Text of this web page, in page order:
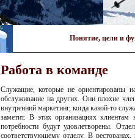
Понятие, цели и
Работа в команде
Служащие, которые не ориентированы
обслуживание на других. Они плохие
внутренний маркетинг, когда какой-то
заметит. В этих организациях
потребности будут удовлетворены.
соответствующему отделу. В